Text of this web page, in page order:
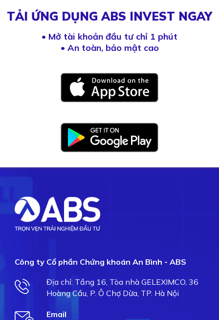
TẢI ỨNG DỤNG ABS INVEST NGAY
• Mở tài khoản đầu tư chỉ 1 phút
• An toàn, bảo mật cao
Công ty Cổ phần Chứng khoán An Bình - ABS
Địa chỉ: Tầng 16, Tòa nhà GELEXIMCO, 36
Hoàng Cầu, P. Ô Chợ Dừa, TP. Hà Nội
Email